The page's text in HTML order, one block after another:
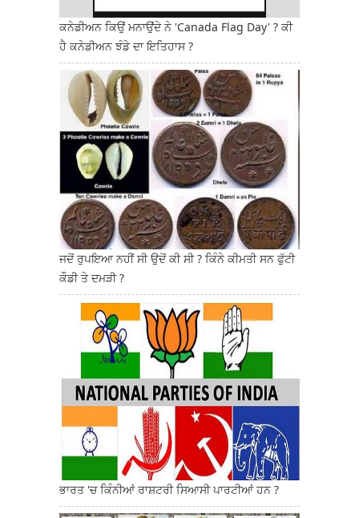
ਕਨੇਡੀਅਨ ਕਿਉਂ ਮਨਾਉਂਦੇ ਨੇ 'Canada Flag Day' ? ਕੀ
ਹੈ ਕਨੇਡੀਅਨ ਝੰਡੇ ਦਾ ਇਤਿਹਾਸ ?
ਜਦੋਂ ਰੁਪਇਆ ਨਹੀਂ ਸੀ ਉਦੋਂ ਕੀ ਸੀ ? ਕਿੰਨੇ ਕੀਮਤੀ ਸਨ ਫੁੱਟੀ
ਕੌਡੀ ਤੇ ਦਮੜੀ ?
ਭਾਰਤ 'ਚ ਕਿੰਨੀਆਂ ਰਾਸ਼ਟਰੀ ਸਿਆਸੀ ਪਾਰਟੀਆਂ ਹਨ ?